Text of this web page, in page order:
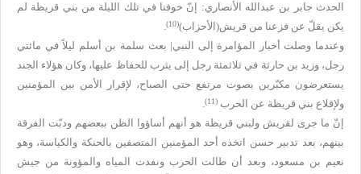
الحدث جابر بن عبدالله الأنصاري: إنّ خوفنا في تلك الليلة من بني قريظة لم
يكن يقلّ عن فزعنا من قريش(الأحزاب)(10)
.
وعندما وصلت أخبار المؤامرة إلى النبي| بعث سلمة بن أسلم ليلاً في مائتي
رجل، وزيد بن حارثة في ثلاثمئة رجل إلى يثرب للحفاظ عليها، وكان هؤلاء الجند
يستعرضون مكبّرين بصوت مرتفع حتى الصباح، لإقرار الأمن بين المؤمنين
ولإقلاع بني قريظة عن الحرب (11)
.
إنّ ما جرى لقريش ولبني قريظة هو أنهم أساؤوا الظن ببعضهم ودبّت الفرقة
بينهم، بعد تدبير حسن اتخذه أحد المؤمنين المتصفين بالحنكة والكياسة، وهو
نعيم بن مسعود، وبعد أن طالت الحرب ونفدت المياه والمؤونة من جيش